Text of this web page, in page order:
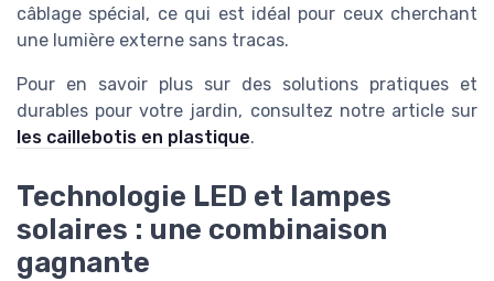
câblage spécial, ce qui est idéal pour ceux cherchant
une lumière externe sans tracas.
Pour en savoir plus sur des solutions pratiques et
durables pour votre jardin, consultez notre article sur
les caillebotis en plastique.
Technologie LED et lampes
solaires : une combinaison
gagnante